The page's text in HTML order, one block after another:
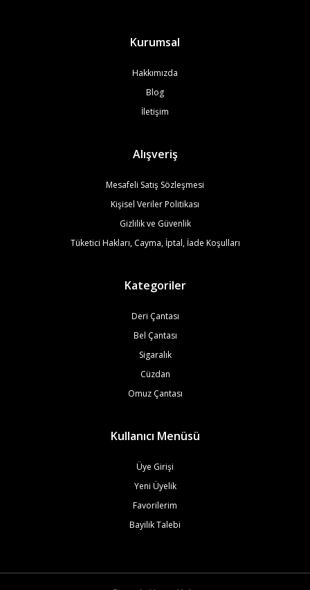
Kurumsal
Hakkımızda
Blog
İletişim
Alışveriş
Mesafeli Satış Sözleşmesi
Kişisel Veriler Politikası
Gizlilik ve Güvenlik
Tüketici Hakları, Cayma, İptal, İade Koşulları
Kategoriler
Deri Çantası
Bel Çantası
Sigaralık
Cüzdan
Omuz Çantası
Kullanıcı Menüsü
Üye Girişi
Yeni Üyelik
Favorilerim
Bayilik Talebi